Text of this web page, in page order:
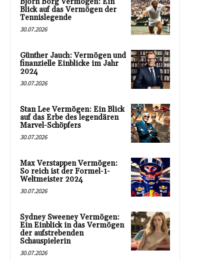
Blick auf das Vermögen der
Tennislegende
30.07.2026
Günther Jauch: Vermögen und
finanzielle Einblicke im Jahr
2024
30.07.2026
Stan Lee Vermögen: Ein Blick
auf das Erbe des legendären
Marvel-Schöpfers
30.07.2026
Max Verstappen Vermögen:
So reich ist der Formel-1-
Weltmeister 2024
30.07.2026
Sydney Sweeney Vermögen:
Ein Einblick in das Vermögen
der aufstrebenden
Schauspielerin
30.07.2026